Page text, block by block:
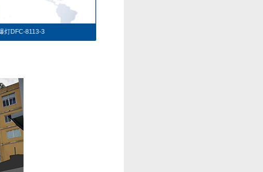
免维护防爆灯DFC-8113-4